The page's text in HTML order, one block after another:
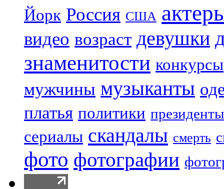
Йорк Россия США
видео возраст девушки
знаменитости конкурсы
мужчины музыканты
платья политики президенты
сериалы скандалы смерть
фото фотографии